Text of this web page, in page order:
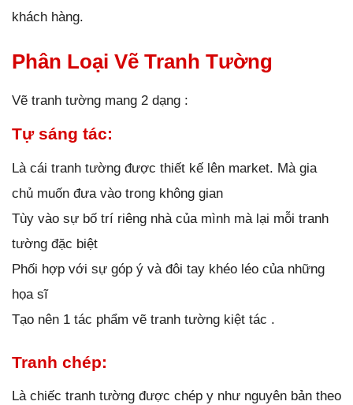
khách hàng.
Phân Loại Vẽ Tranh Tường
Vẽ tranh tường mang 2 dạng :
Tự sáng tác:
Là cái tranh tường được thiết kế lên market. Mà gia
chủ muốn đưa vào trong không gian
Tùy vào sự bố trí riêng nhà của mình mà lại mỗi tranh
tường đặc biệt
Phối hợp với sự góp ý và đôi tay khéo léo của những
họa sĩ
Tạo nên 1 tác phẩm vẽ tranh tường kiệt tác .
Tranh chép:
Là chiếc tranh tường được chép y như nguyên bản theo